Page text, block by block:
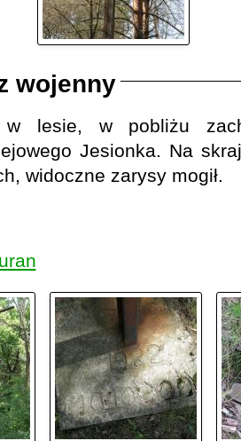
wojenny
lesie, w pobliżu
Jesionka. Na
widoczne zarysy mogił.